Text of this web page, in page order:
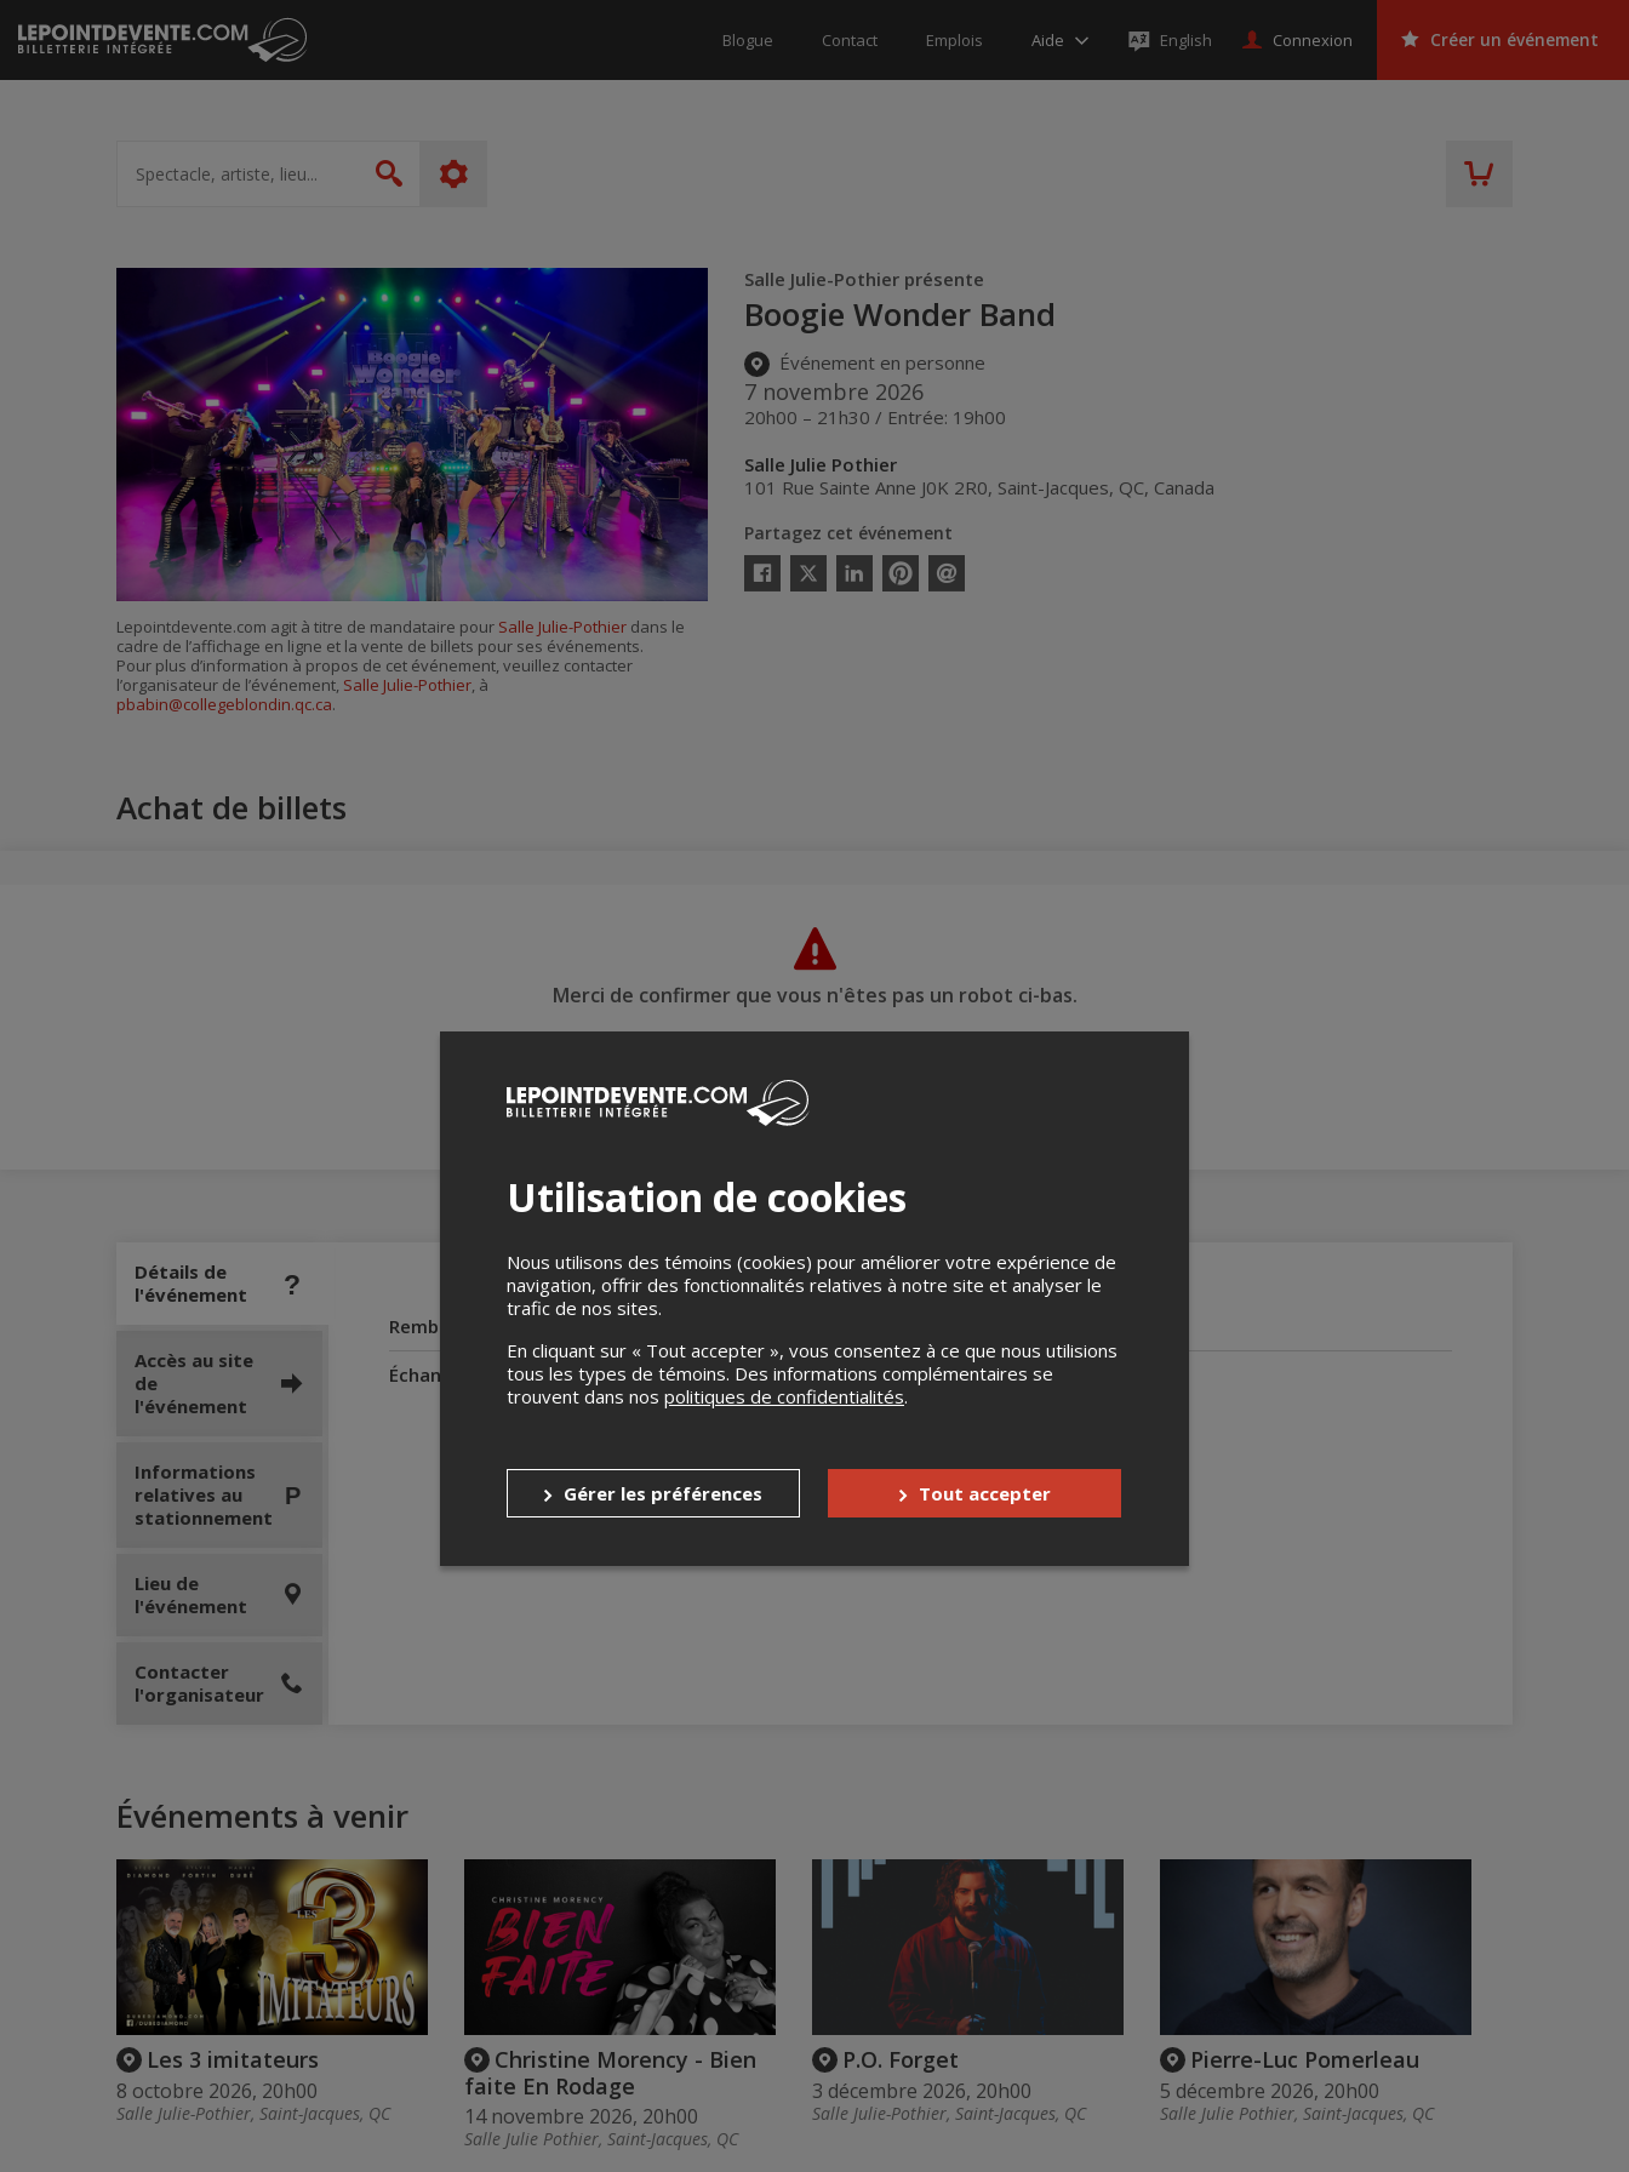
Passer
au
contenu
Blogue Contact Emplois Aide English Connexion Créer un événement
artiste,
lieu...
Rechercher
Salle Julie-Pothier présente
Boogie Wonder Band
Événement en personne
7 novembre 2026
20h00 – 21h30 / Entrée: 19h00
Salle Julie Pothier
101 Rue Sainte Anne J0K 2R0, Saint-Jacques, QC, Canada
Partagez cet événement
Facebook
Twitter
LinkedinPinterestEnvoyer
Lepointdevente.com agit à titre de mandataire pour Salle Julie-Pothier dans le
cadre de l’affichage en ligne et la vente de billets pour ses événements.
Pour plus d’information à propos de cet événement, veuillez contacter
l’organisateur de l’événement, Salle Julie-Pothier, à
pbabin@collegeblondin.qc.ca.
Achat de billets
Merci de confirmer que vous n'êtes pas un robot ci-bas.
Détails de
l'événement
Remboursements
Échanges
Aucun échange
Accès au site
de
l'événement
Informations
relatives au
stationnement
Lieu de
l'événement
Contacter
l'organisateur
Événements à venir
Les 3 imitateurs
8 octobre 2026, 20h00
Salle Julie-Pothier, Saint-Jacques, QC
Christine Morency - Bien
faite En Rodage
14 novembre 2026, 20h00
Salle Julie Pothier, Saint-Jacques, QC
P.O. Forget
3 décembre 2026, 20h00
Salle Julie-Pothier, Saint-Jacques, QC
Pierre-Luc Pomerleau
5 décembre 2026, 20h00
Salle Julie Pothier, Saint-Jacques, QC
Utilisation de cookies
Nous utilisons des témoins (cookies) pour améliorer votre expérience de
navigation, offrir des fonctionnalités relatives à notre site et analyser le
trafic de nos sites.
En cliquant sur « Tout accepter », vous consentez à ce que nous utilisions
tous les types de témoins. Des informations complémentaires se
trouvent dans nos politiques de confidentialités.
Gérer les préférences Tout accepter